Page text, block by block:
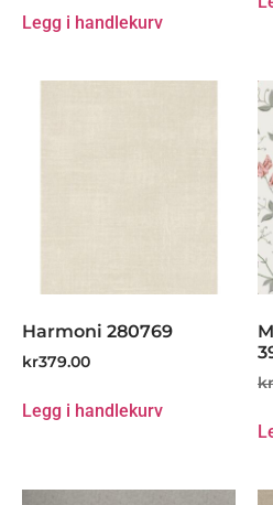
Legg i handlekurv
Harmoni 280769
kr379.00
Legg i handlekurv
kr